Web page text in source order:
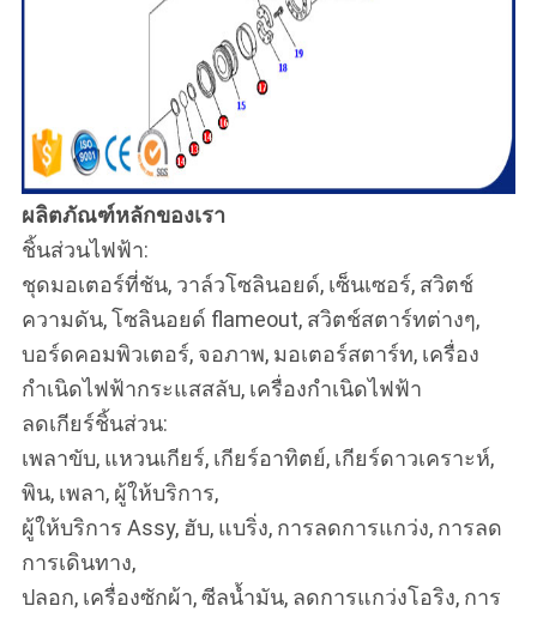
ผลิตภัณฑ์หลักของเรา
ชิ้นส่วนไฟฟ้า:
ชุดมอเตอร์ที่ชัน, วาล์วโซลินอยด์, เซ็นเซอร์, สวิตช์
ความดัน, โซลินอยด์ flameout, สวิตช์สตาร์ทต่างๆ,
บอร์ดคอมพิวเตอร์, จอภาพ, มอเตอร์สตาร์ท, เครื่อง
กำเนิดไฟฟ้ากระแสสลับ, เครื่องกำเนิดไฟฟ้า
ลดเกียร์ชิ้นส่วน:
เพลาขับ, แหวนเกียร์, เกียร์อาทิตย์, เกียร์ดาวเคราะห์,
พิน, เพลา, ผู้ให้บริการ,
ผู้ให้บริการ Assy, ฮับ, แบริ่ง, การลดการแกว่ง, การลด
การเดินทาง,
ปลอก, เครื่องซักผ้า, ซีลน้ำมัน, ลดการแกว่งโอริง, การ